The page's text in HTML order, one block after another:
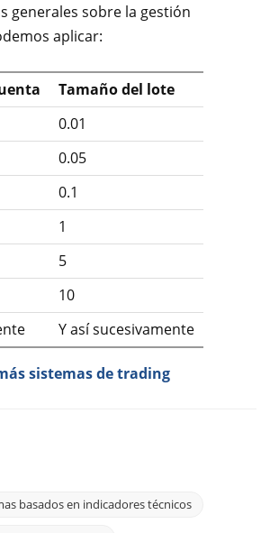
generales sobre la gestión
aplicar:
Tamaño del lote
0.01
0.05
0.1
1
5
10
Y así sucesivamente
sistemas de trading
basados en indicadores técnicos